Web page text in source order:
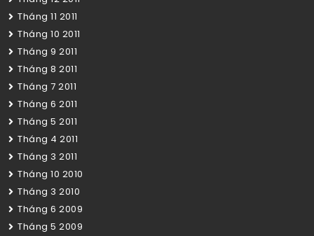
Tháng 11 2011
Tháng 10 2011
Tháng 9 2011
Tháng 8 2011
Tháng 7 2011
Tháng 6 2011
Tháng 5 2011
Tháng 4 2011
Tháng 3 2011
Tháng 10 2010
Tháng 3 2010
Tháng 6 2009
Tháng 5 2009